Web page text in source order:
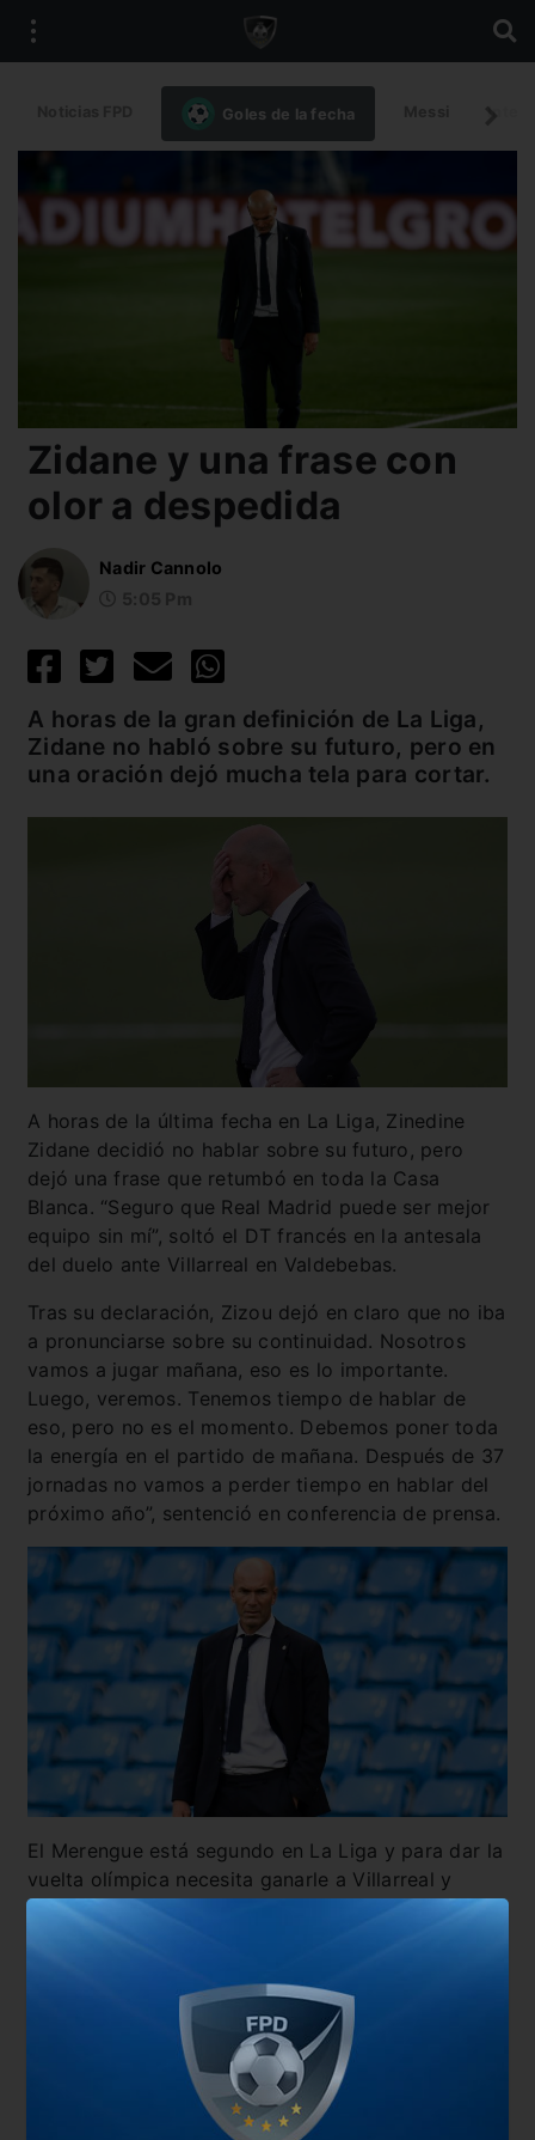
Goles de la fecha
Zidane y una frase con
olor a despedida
Nadir Cannolo
A horas de la gran definición de La Liga,
Zidane no habló sobre su futuro, pero en
una oración dejó mucha tela para cortar.
A horas de la última fecha en La Liga, Zinedine
Zidane decidió no hablar sobre su futuro, pero
dejó una frase que retumbó en toda la Casa
Blanca. “Seguro que Real Madrid puede ser mejor
equipo sin mí”, soltó el DT francés en la antesala
del duelo ante Villarreal en Valdebebas.
Tras su declaración, Zizou dejó en claro que no iba
a pronunciarse sobre su continuidad. Nosotros
vamos a jugar mañana, eso es lo importante.
Luego, veremos. Tenemos tiempo de hablar de
eso, pero no es el momento. Debemos poner toda
la energía en el partido de mañana. Después de 37
jornadas no vamos a perder tiempo en hablar del
próximo año”, sentenció en conferencia de prensa.
El Merengue está segundo en La Liga y para dar la
vuelta olímpica necesita ganarle a Villarreal y
esperar que Atlético de Madrid iguale o pierda
También te puede interesar
Baja sensible para Zidane para el final del
Póker de bajas en el Real Madrid para el clásico